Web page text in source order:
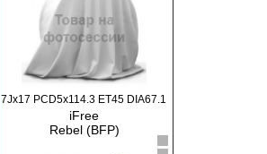
7Jx17 PCD5x114.3 ET45 DIA67.1
iFree
Rebel (BFP)